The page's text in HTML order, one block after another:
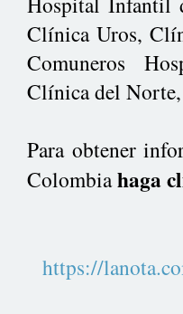
Clínica Uros,
Comuneros
Clínica del
Para obtener
Colombiahaga
https://